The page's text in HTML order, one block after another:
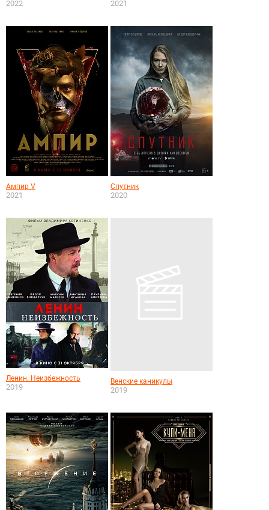
2022 2021
Ампир V
2021
Спутник
2020
Ленин. Неизбежность
2019
Венские каникулы
2019